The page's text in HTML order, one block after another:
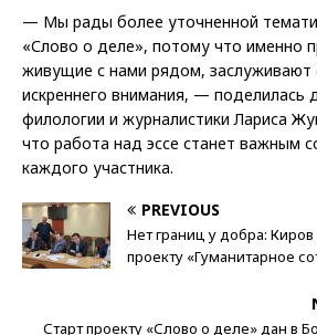
— Мы рады более уточненной
«Слово о деле», потому что именно
живущие с нами рядом, заслуживают
искреннего внимания, — поделилась
филологии и журналистики Лариса
что работа над эссе станет важным
каждого участника.
PREVIOUS
Нет границ у добра:
проекту «Гуманитарное
Старт проекту «Слово о деле» дан в